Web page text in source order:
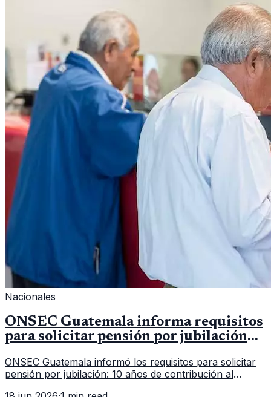
Nacionales
ONSEC Guatemala informa requisitos
para solicitar pensión por jubilación
ONSEC Guatemala informó los requisitos para solicitar
pensión por jubilación: 10 años de contribución al